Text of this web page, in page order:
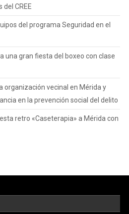
CREE
del programa Seguridad en el
una gran fiesta del boxeo con clase
organización vecinal en Mérida y
en la prevención social del delito
retro «Caseterapia» a Mérida con